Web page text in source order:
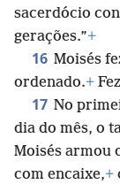
sacerdócio
gerações.”+
16 Moisés
ordenado.+
17 No
dia do mês, o
Moisés armou
com encaixe,+